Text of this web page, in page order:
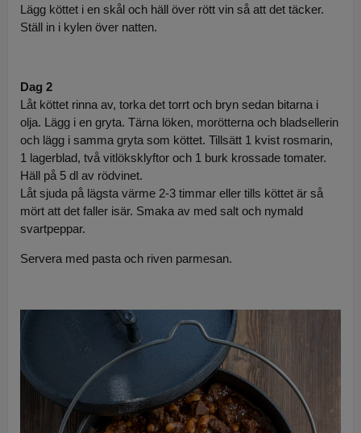
Lägg köttet i en skål och häll över rött vin så att det täcker.
Ställ in i kylen över natten.
Dag 2
Låt köttet rinna av, torka det torrt och bryn sedan bitarna i
olja. Lägg i en gryta. Tärna löken, morötterna och bladsellerin
och lägg i samma gryta som köttet. Tillsätt 1 kvist rosmarin,
1 lagerblad, två vitlöksklyftor och 1 burk krossade tomater.
Häll på 5 dl av rödvinet.
Låt sjuda på lägsta värme 2-3 timmar eller tills köttet är så
mört att det faller isär. Smaka av med salt och nymald
svartpeppar.
Servera med pasta och riven parmesan.